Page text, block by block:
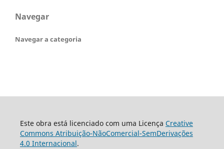
Navegar
Navegar a categoria
Este obra está licenciado com uma Licença Creative
Commons Atribuição-NãoComercial-SemDerivações
4.0 Internacional.